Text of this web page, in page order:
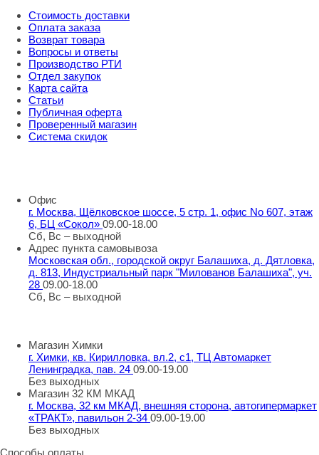
Стоимость доставки
Оплата заказа
Возврат товара
Вопросы и ответы
Производство РТИ
Отдел закупок
Карта сайта
Статьи
Публичная оферта
Проверенный магазин
Система скидок
Офис
г. Москва, Щёлковское шоссе, 5 стр. 1, офис No 607, этаж
6, БЦ «Сокол» 09.00-18.00
Сб, Вс – выходной
Адрес пункта самовывоза
Московская обл., городской округ Балашиха, д. Дятловка,
д. 813, Индустриальный парк "Милованов Балашиха", уч.
28 09.00-18.00
Сб, Вс – выходной
Магазин Химки
г. Химки, кв. Кирилловка, вл.2, с1, ТЦ Автомаркет
Ленинградка, пав. 24 09.00-19.00
Без выходных
Магазин 32 КМ МКАД
г. Москва, 32 км МКАД, внешняя сторона, автогипермаркет
«ТРАКТ», павильон 2-34 09.00-19.00
Без выходных